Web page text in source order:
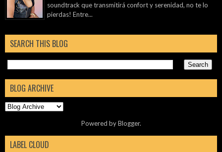
soundtrack que transmitirá confort y serenidad, no te lo
pierdas! Entre...
SEARCH THIS BLOG
BLOG ARCHIVE
Powered byBlogger.
LABEL CLOUD